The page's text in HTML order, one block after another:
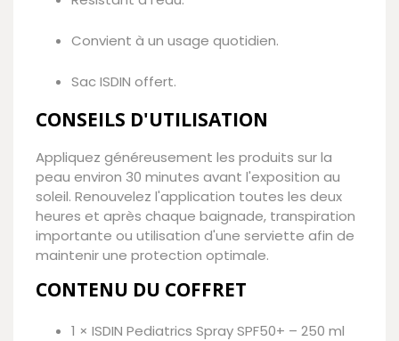
Convient à un usage quotidien.
Sac ISDIN offert.
CONSEILS D'UTILISATION
Appliquez généreusement les produits sur la
peau environ 30 minutes avant l'exposition au
soleil. Renouvelez l'application toutes les deux
heures et après chaque baignade, transpiration
importante ou utilisation d'une serviette afin de
maintenir une protection optimale.
CONTENU DU COFFRET
1 × ISDIN Pediatrics Spray SPF50+ – 250 ml